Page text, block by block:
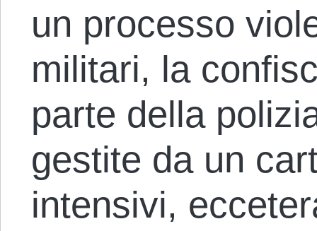
un processo
militari, la
parte della
gestite da un
intensivi,